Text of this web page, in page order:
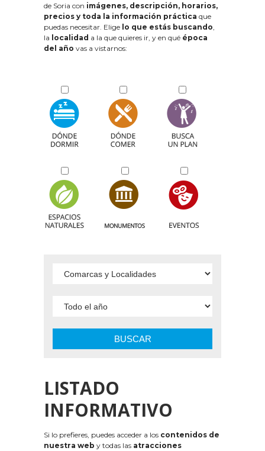
de Soria con imágenes, descripción, horarios,
precios y toda la información práctica que
puedas necesitar. Elige lo que estás buscando,
la localidad a la que quieres ir, y en qué época
del año vas a vistarnos:
BUSCAR
LISTADO
INFORMATIVO
Si lo prefieres, puedes acceder a los contenidos de
nuestra web y todas las atracciones